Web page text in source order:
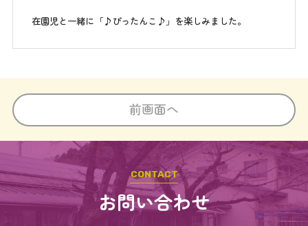
在園児と一緒に「♪ぴったんこ♪」を楽しみました。
前画面へ
お問い合わせ